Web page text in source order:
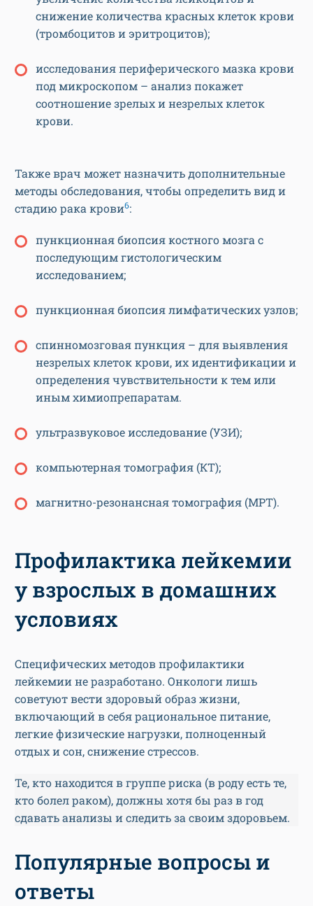
снижение количества красных клеток крови
(тромбоцитов и эритроцитов);
исследования периферического мазка крови
под микроскопом – анализ покажет
соотношение зрелых и незрелых клеток
крови.
Также врач может назначить дополнительные
методы обследования, чтобы определить вид и
стадию рака крови6:
пункционная биопсия костного мозга с
последующим гистологическим
исследованием;
пункционная биопсия лимфатических узлов;
спинномозговая пункция – для выявления
незрелых клеток крови, их идентификации и
определения чувствительности к тем или
иным химиопрепаратам.
ультразвуковое исследование (УЗИ);
компьютерная томография (КТ);
магнитно-резонансная томография (МРТ).
Профилактика лейкемии
у взрослых в домашних
условиях
Специфических методов профилактики
лейкемии не разработано. Онкологи лишь
советуют вести здоровый образ жизни,
включающий в себя рациональное питание,
легкие физические нагрузки, полноценный
отдых и сон, снижение стрессов.
Те, кто находится в группе риска (в роду есть те,
кто болел раком), должны хотя бы раз в год
сдавать анализы и следить за своим здоровьем.
Популярные вопросы и
ответы